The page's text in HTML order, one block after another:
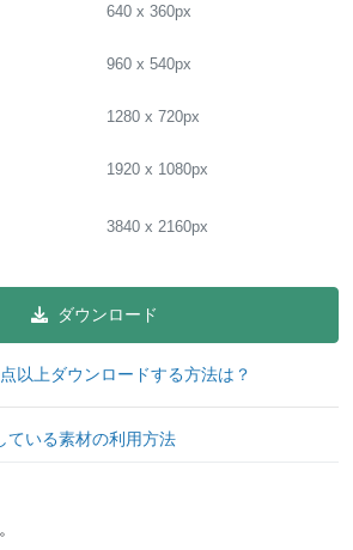
640x 360px
960x 540px
1280x 720px
1920x 1080px
3840x 2160px
ダウンロード
以上ダウンロードする方法は？
ている素材の利用方法